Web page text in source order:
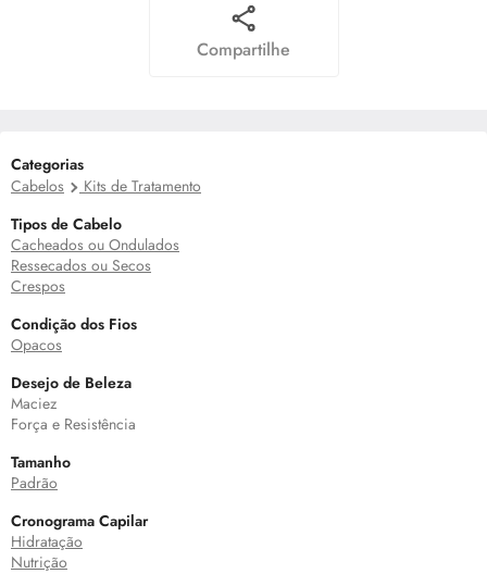
Compartilhe
Categorias
Cabelos
Kits de Tratamento
Tipos de Cabelo
Cacheados ou Ondulados
Ressecados ou Secos
Crespos
Condição dos Fios
Opacos
Desejo de Beleza
Maciez
Força e Resistência
Tamanho
Padrão
Cronograma Capilar
Hidratação
Nutrição